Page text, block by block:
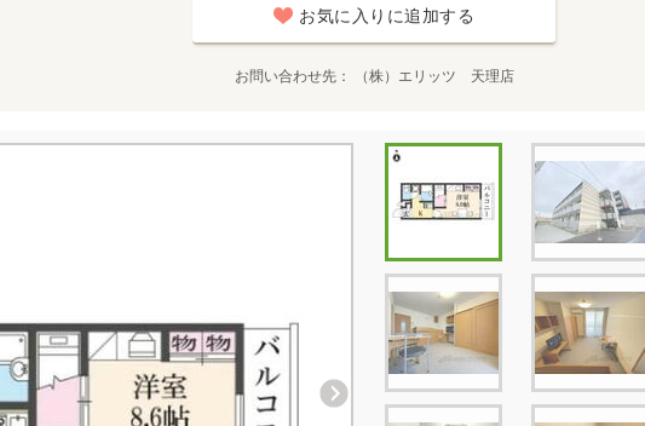
お気に入りに追加する
お問い合わせ先 （株）エリッツ 天理店